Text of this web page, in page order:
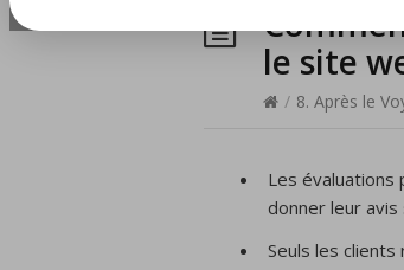
le site
/ 8. Après le
Les évaluations
donner leur
Seuls les